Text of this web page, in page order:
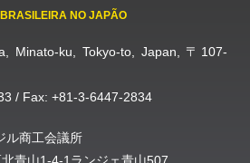
NO JAPÃO
Minato-ku, Tokyo-to, Japan, 〒107-
/ Fax: +81-3-6447-2834
ル商工会議所